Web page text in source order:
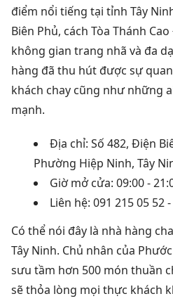
điểm nổi tiếng tại tỉnh Tây
Biên Phủ, cách Tòa Thánh
không gian trang nhã và đa
hàng đã thu hút được sự
khách chay cũng như những
mạnh.
Địa chỉ: Số 482, Điện
Phường Hiệp Ninh, Tây
Giờ mở cửa: 09:00 -
Liên hệ: 091 215 05 52 -
Có thể nói đây là nhà hàng
Tây Ninh. Chủ nhân của
sưu tầm hơn 500 món thuần
sẽ thỏa lòng mọi thực khách